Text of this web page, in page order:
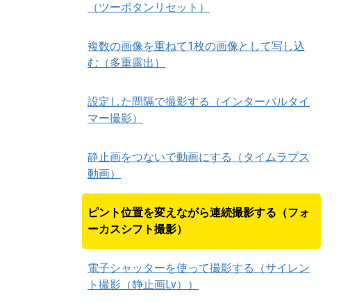
（ツーボタンリセット）
複数の画像を重ねて1枚の画像として写し込
む（多重露出）
設定した間隔で撮影する（インターバルタイ
マー撮影）
静止画をつないで動画にする（タイムラプス
動画）
ピント位置を変えながら連続撮影する（フォ
ーカスシフト撮影）
電子シャッターを使って撮影する（サイレン
ト撮影（静止画Lv））